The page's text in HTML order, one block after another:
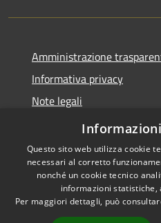
Amministrazione
Informativa privacy
Note legali
Dichiarazione di accessibilità
Accessibilité
Questo sito web utilizza cookie
necessari al corretto
nonché un cookie tecnico
informazioni statistiche,
Per maggiori dettagli, può